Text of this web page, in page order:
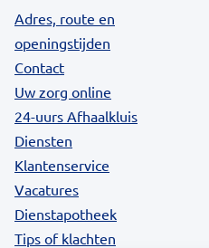
Adres, route en
openingstijden
Contact
Uw zorg online
24-uurs Afhaalkluis
Diensten
Klantenservice
Vacatures
Dienstapotheek
Tips of klachten